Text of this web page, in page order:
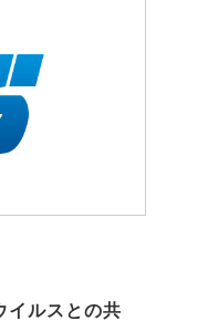
ルスとの共